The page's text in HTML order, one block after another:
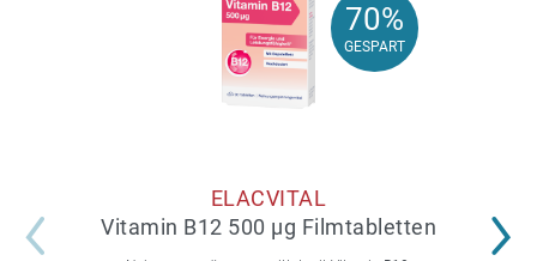
70%
GESPART
70%
GESPART
ELACVITAL
Vitamin B12 500 µg Filmtabletten